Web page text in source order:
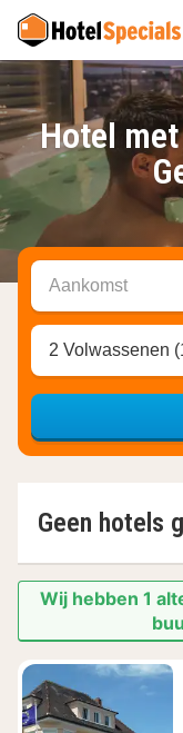
Hotel
Aankomst
2 Volwassenen
Geen hotels
Wij hebben 1